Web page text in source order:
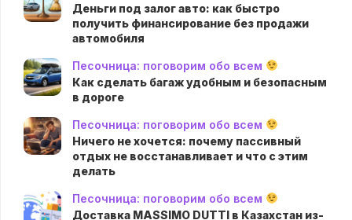
Деньги под залог авто: как быстро
получить финансирование без продажи
автомобиля
Песочница: поговорим обо всем
Как сделать багаж удобным и безопасным
в дороге
Песочница: поговорим обо всем
Ничего не хочется: почему пассивный
отдых не восстанавливает и что с этим
делать
Песочница: поговорим обо всем
Доставка MASSIMO DUTTI в Казахстан из-